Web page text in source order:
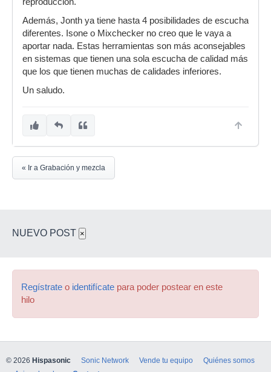
Además, Jonth ya tiene hasta 4 posibilidades de escucha
diferentes. Isone o Mixchecker no creo que le vaya a
aportar nada. Estas herramientas son más aconsejables
en sistemas que tienen una sola escucha de calidad más
que los que tienen muchas de calidades inferiores.
Un saludo.
« Ir a Grabación y mezcla
NUEVO POST ×
Regístrate o identifícate para poder postear en este
hilo
© 2026 Hispasonic Sonic Network Vende tu equipo
Quiénes somos